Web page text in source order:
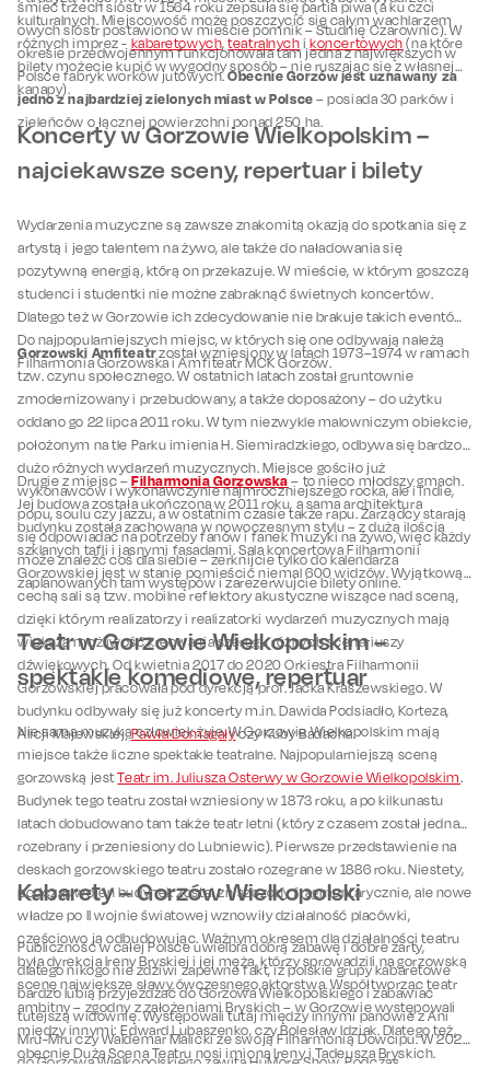
śmieć trzech sióstr w 1564 roku zepsuła się partia piwa (a ku czci
owych sióstr postawiono w mieście pomnik – Studnię Czarownic). W
okresie przedwojennym funkcjonowała tam jedna z największych w
Polsce fabryk worków jutowych.Obecnie Gorzów jest uznawany za
jedno z najbardziej zielonych miast w Polsce – posiada 30 parków i
zieleńców o łącznej powierzchni ponad 250 ha.
kulturalnych. Miejscowość może poszczycić się całym wachlarzem
różnych imprez - kabaretowych,teatralnych ikoncertowych (na które
bilety możecie kupić w wygodny sposób – nie ruszając się z własnej
kanapy).
Koncerty w Gorzowie Wielkopolskim –
najciekawsze sceny, repertuar i bilety
Wydarzenia muzyczne są zawsze znakomitą okazją do spotkania się z
artystą i jego talentem na żywo, ale także do naładowania się
pozytywną energią, którą on przekazuje. W mieście, w którym goszczą
studenci i studentki nie możne zabraknąć świetnych koncertów.
Dlatego też w Gorzowie ich zdecydowanie nie brakuje takich eventów.
Do najpopularniejszych miejsc, w których się one odbywają należą
Filharmonia Gorzowska i Amfiteatr MCK Gorzów.
Gorzowski Amfiteatrzostał wzniesiony w latach 1973–1974 w ramach
tzw. czynu społecznego. W ostatnich latach został gruntownie
zmodernizowany i przebudowany, a także doposażony – do użytku
oddano go 22 lipca 2011 roku. W tym niezwykle malowniczym obiekcie,
położonym na tle Parku imienia H. Siemiradzkiego, odbywa się bardzo
dużo różnych wydarzeń muzycznych. Miejsce gościło już
wykonawców i wykonawczynie najmroczniejszego rocka, ale i indie,
popu, soulu czy jazzu, a w ostatnim czasie także rapu. Zarządcy starają
się odpowiadać na potrzeby fanów i fanek muzyki na żywo, więc każdy
może znaleźć coś dla siebie – zerknijcie tylko do kalendarza
zaplanowanych tam występów i zarezerwujcie bilety online.
Drugie z miejsc –Filharmonia Gorzowska– to nieco młodszy gmach.
Jej budowa została ukończona w 2011 roku, a sama architektura
budynku została zachowana w nowoczesnym stylu – z dużą ilością
szklanych tafli i jasnymi fasadami. Sala koncertowa Filharmonii
Gorzowskiej jest w stanie pomieścić niemal 600 widzów. Wyjątkową
cechą sali są tzw. mobilne reflektory akustyczne wiszące nad sceną,
dzięki którym realizatorzy i realizatorki wydarzeń muzycznych mają
większą możliwość kreowania szeregu różnych scenariuszy
dźwiękowych. Od kwietnia 2017 do 2020 Orkiestra Filharmonii
Gorzowskiej pracowała pod dyrekcją prof. Jacka Kraszewskiego. W
budynku odbywały się już koncerty m.in. Dawida Podsiadło, Korteza,
Alicji Majewskiej,Pawła Domagałyczy Kuby Badacha.
Teatr w Gorzowie Wielkopolskim –
spektakle komediowe, repertuar
Nie samą muzyką człowiek żyje. W Gorzowie Wielkopolskim mają
miejsce także liczne spektakle teatralne. Najpopularniejszą sceną
gorzowską jestTeatr im. Juliusza Osterwy w Gorzowie Wielkopolskim.
Budynek tego teatru został wzniesiony w 1873 roku, a po kilkunastu
latach dobudowano tam także teatr letni (który z czasem został jednak
rozebrany i przeniesiony do Lubniewic). Pierwsze przedstawienie na
deskach gorzowskiego teatru zostało rozegrane w 1886 roku. Niestety,
podczas wojen budynek został zniszczony fragmentarycznie, ale nowe
władze po II wojnie światowej wznowiły działalność placówki,
częściowo ją odbudowując. Ważnym okresem dla działalności teatru
była dyrekcja Ireny Bryskiej i jej męża, którzy sprowadzili na gorzowską
scenę największe sławy ówczesnego aktorstwa. Współtworząc teatr
ambitny – zgodny z założeniami Bryskich – w Gorzowie występowali
między innymi: Edward Lubaszenko, czy Bolesław Idziak. Dlatego też,
obecnie Duża Scena Teatru nosi imiona Ireny i Tadeusza Bryskich.
Kabarety – Gorzów Wielkopolski
Publiczność w całej Polsce uwielbia dobrą zabawę i dobre żarty,
dlatego nikogo nie zdziwi zapewne fakt, iż polskie grupy kabaretowe
bardzo lubią przyjeżdżać do Gorzowa Wielkopolskiego i zabawiać
tutejszą widownię. Występowali tutaj między innymi panowie z Ani
Mru-Mru czy Waldemar Malicki ze swoją Filharmonią Dowcipu. W 2023
do Gorzowa Wielkopolskiego zawita HuMore Show. Podczas